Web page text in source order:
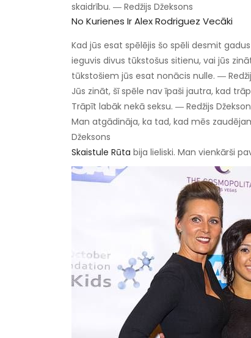
skaidrību. ― Redžijs Džeksons
No Kurienes Ir Alex Rodriguez Vecāki
Kad jūs esat spēlējis šo spēli desmit
ieguvis divus tūkstošus sitienu, vai jūs
tūkstošiem jūs esat nonācis nulle. ―
Jūs zināt, šī spēle nav īpaši jautra, kad
Trāpīt labāk nekā seksu. ― Redžijs
Man atgādināja, ka tad, kad mēs
Džeksons
Skaistule Rūta bija lieliski. Man vienkārši